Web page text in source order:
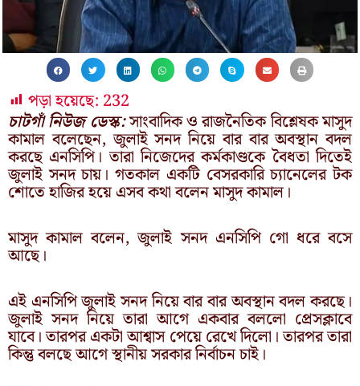
পড়া হয়েছে: 232
চাটগাঁ নিউজ ডেস্ক:সাংবাদিক ও রাজনৈতিক বিশ্লেষক মাসুদ
কামাল বলেছেন, জুলাই সনদ নিয়ে বার বার অবস্থান বদল
করছে এনসিপি। তারা নিজেদের কর্মকাণ্ডকে বৈধতা দিতেই
জুলাই সনদ চায়। গতকাল একটি বেসরকারি চ্যানেলের টক
শোতে হাজির হয়ে এসব কথা বলেন মাসুদ কামাল।
মাসুদ কামাল বলেন, জুলাই সনদ এনসিপি গো ধরে বসে
আছে।
এই এনসিপি জুলাই সনদ নিয়ে বার বার অবস্থান বদল করছে।
জুলাই সনদ নিয়ে তারা আগে একবার বললো প্রেসক্লাবে
যাবে। তারপর একটা আশ্বাস পেয়ে রেখে দিলো। তারপর তারা
কিন্তু বলছে আগে স্থানীয় সরকার নির্বাচন চাই।